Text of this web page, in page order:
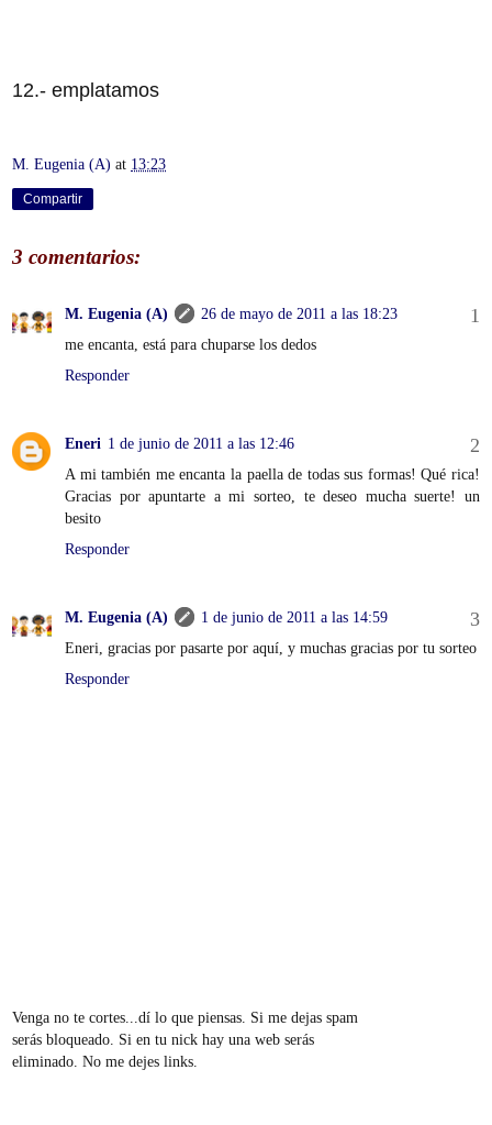
12.- emplatamos
M. Eugenia (A) at 13:23
Compartir
3 comentarios:
M. Eugenia (A)
26 de mayo de 2011 a las 18:23
me encanta, está para chuparse los dedos
Responder
Eneri 1 de junio de 2011 a las 12:46
A mi también me encanta la paella de todas sus formas! Qué rica!
Gracias por apuntarte a mi sorteo, te deseo mucha suerte! un
besito
Responder
M. Eugenia (A)
1 de junio de 2011 a las 14:59
Eneri, gracias por pasarte por aquí, y muchas gracias por tu sorteo
Responder
Venga no te cortes...dí lo que piensas. Si me dejas spam
serás bloqueado. Si en tu nick hay una web serás
eliminado. No me dejes links.